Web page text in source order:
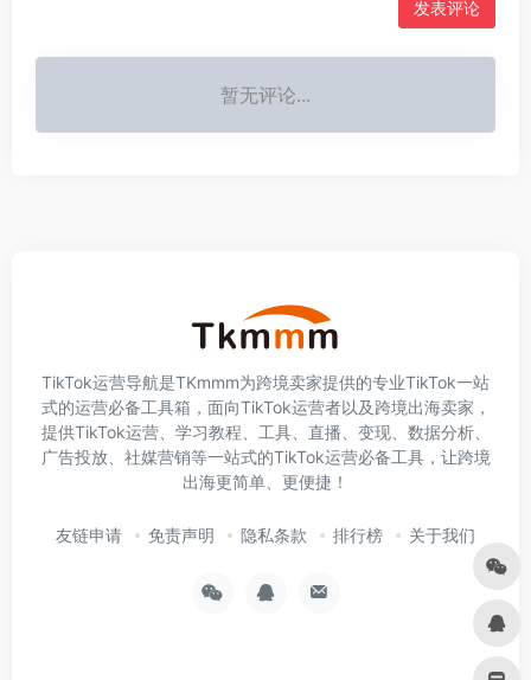
发表评论
暂无评论...
TikTok运营导航是TKmmm为跨境卖家提供的专业TikTok一站
式的运营必备工具箱，面向TikTok运营者以及跨境出海卖家，
提供TikTok运营、学习教程、工具、直播、变现、数据分析、
广告投放、社媒营销等一站式的TikTok运营必备工具，让跨境
出海更简单、更便捷！
友链申请 免责声明 隐私条款 排行榜 关于我们